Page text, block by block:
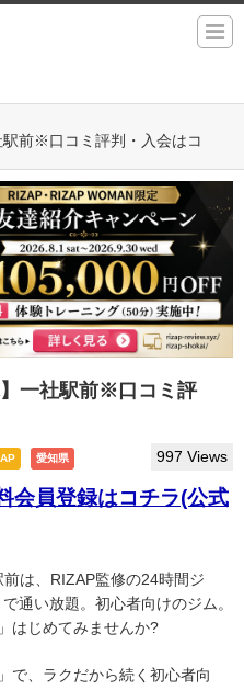
前※口コミ評判・入会はコ
一社駅前※口コミ評
愛知県 997 Views
会員登録はコチラ(公式
は、RIZAP監修の24時間ジ
通い放題。初心者向けのジム。
はじめてみませんか?
で、ラクだから続く初心者向